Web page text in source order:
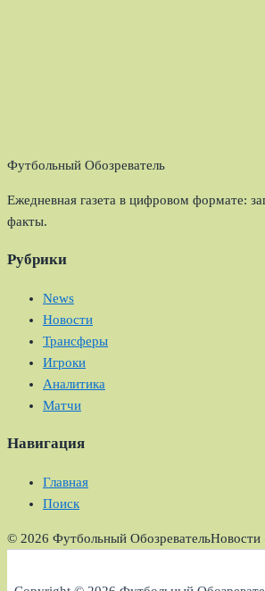
Футбольный Обозреватель
Ежедневная газета в цифровом формате:
факты.
Рубрики
News
Новости
Трансферы
Игроки
Аналитика
Матчи
Навигация
Главная
Поиск
© 2026 Футбольный ОбозревательНовости